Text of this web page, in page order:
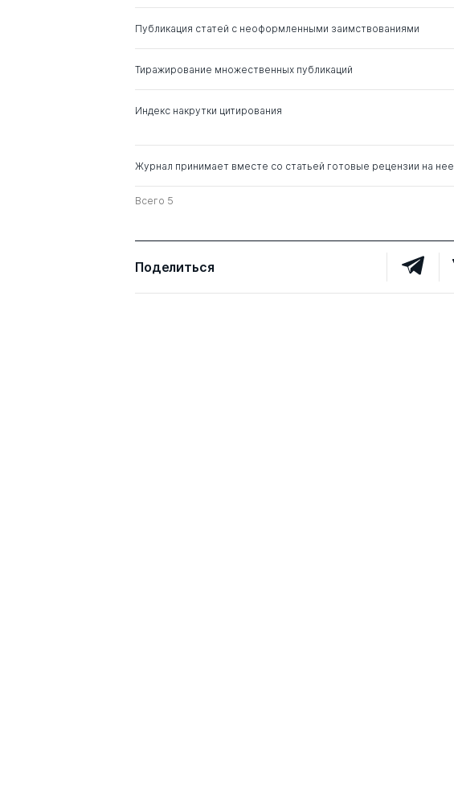
Публикация статей с неоформленными заимствованиями
Тиражирование множественных публикаций
Индекс накрутки цитирования
Журнал принимает вместе со статьей готовые рецензии на нее
Всего 5
Поделиться